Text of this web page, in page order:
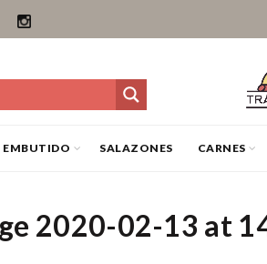
EMBUTIDO SALAZONES CARNES
2020-02-13 at